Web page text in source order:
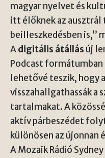
magyar nyelvet és
itt élőknek az ausztrál
beilleszkedésben is,”
Adigitális átállás új
Podcast
lehetővé teszik, hogy
visszahallgathassák a
tartalmakat. A
aktív párbeszédet
különösen az
A Mozaik Rádió